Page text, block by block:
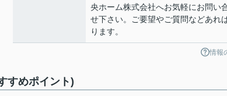
央ホーム株式会社へお気軽にお問い
せ下さい。ご要望やご質問などあれ
ります。
情報
すめポイント)